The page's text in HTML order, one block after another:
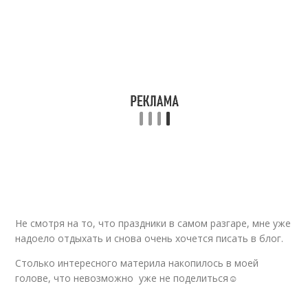
Не смотря на то, что праздники в самом разгаре, мне уже
надоело отдыхать и снова очень хочется писать в блог.
Столько интересного материла накопилось в моей
голове, что невозможно уже не поделиться☺